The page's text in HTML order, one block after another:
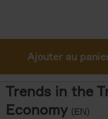
Ajouter au
Trends in the
Economy (EN)